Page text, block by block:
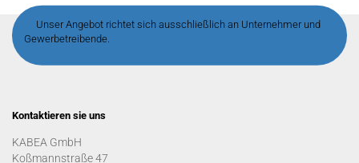
Unser Angebot richtet sich ausschließlich an Unternehmer und
Gewerbetreibende.
Kontaktieren sie uns
KABEA GmbH
Koßmannstraße 47